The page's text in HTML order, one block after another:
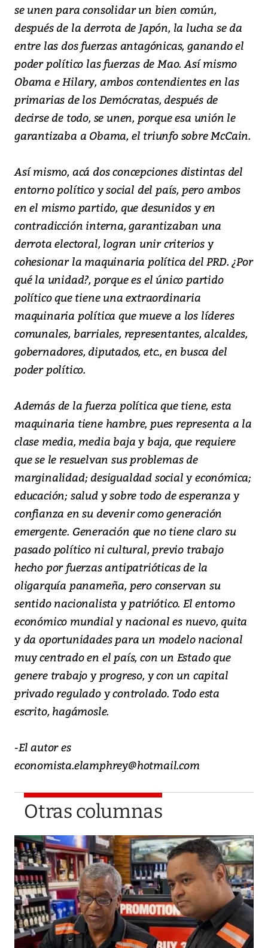
se unen para consolidar un bien común,
después de la derrota de Japón, la lucha se da
entre las dos fuerzas antagónicas, ganando el
poder político las fuerzas de Mao. Así mismo
Obama e Hilary, ambos contendientes en las
primarias de los Demócratas, después de
decirse de todo, se unen, porque esa unión le
garantizaba a Obama, el triunfo sobre McCain.
Así mismo, acá dos concepciones distintas del
entorno político y social del país, pero ambos
en el mismo partido, que desunidos y en
contradicción interna, garantizaban una
derrota electoral, logran unir criterios y
cohesionar la maquinaria política del PRD. ¿Por
qué la unidad?, porque es el único partido
político que tiene una extraordinaria
maquinaria política que mueve a los líderes
comunales, barriales, representantes, alcaldes,
gobernadores, diputados, etc., en busca del
poder político.
Además de la fuerza política que tiene, esta
maquinaria tiene hambre, pues representa a la
clase media, media baja y baja, que requiere
que se le resuelvan sus problemas de
marginalidad; desigualdad social y económica;
educación; salud y sobre todo de esperanza y
confianza en su devenir como generación
emergente. Generación que no tiene claro su
pasado político ni cultural, previo trabajo
hecho por fuerzas antipatrióticas de la
oligarquía panameña, pero conservan su
sentido nacionalista y patriótico. El entorno
económico mundial y nacional es nuevo, quita
y da oportunidades para un modelo nacional
muy centrado en el país, con un Estado que
genere trabajo y progreso, y con un capital
privado regulado y controlado. Todo esta
escrito, hagámosle.
-El autor es
economista.elamphrey@hotmail.com
Otras columnas